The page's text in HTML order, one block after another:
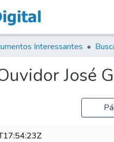
Interessantes
José